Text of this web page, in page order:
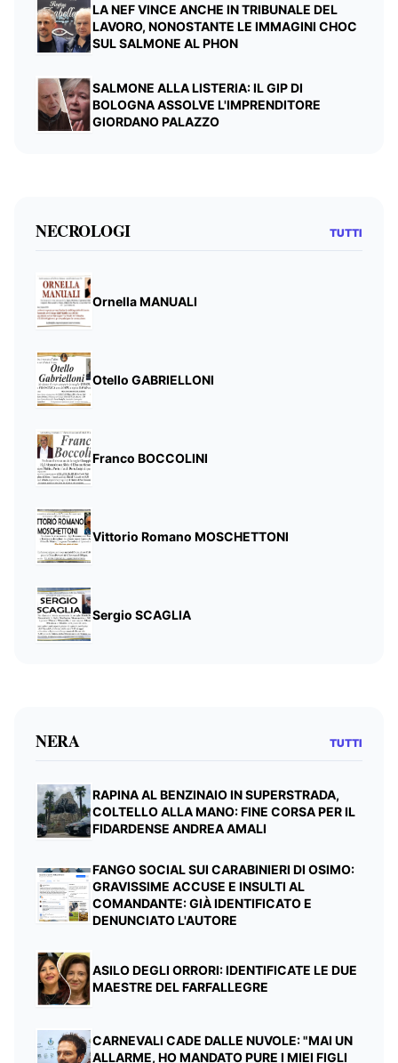
LA NEF VINCE ANCHE IN TRIBUNALE DEL
LAVORO, NONOSTANTE LE IMMAGINI CHOC
SUL SALMONE AL PHON
SALMONE ALLA LISTERIA: IL GIP DI
BOLOGNA ASSOLVE L'IMPRENDITORE
GIORDANO PALAZZO
NECROLOGI TUTTI
Ornella MANUALI
Otello GABRIELLONI
Franco BOCCOLINI
Vittorio Romano MOSCHETTONI
Sergio SCAGLIA
NERA TUTTI
RAPINA AL BENZINAIO IN SUPERSTRADA,
COLTELLO ALLA MANO: FINE CORSA PER IL
FIDARDENSE ANDREA AMALI
FANGO SOCIAL SUI CARABINIERI DI OSIMO:
GRAVISSIME ACCUSE E INSULTI AL
COMANDANTE: GIÀ IDENTIFICATO E
DENUNCIATO L'AUTORE
ASILO DEGLI ORRORI: IDENTIFICATE LE DUE
MAESTRE DEL FARFALLEGRE
CARNEVALI CADE DALLE NUVOLE: "MAI UN
ALLARME, HO MANDATO PURE I MIEI FIGLI